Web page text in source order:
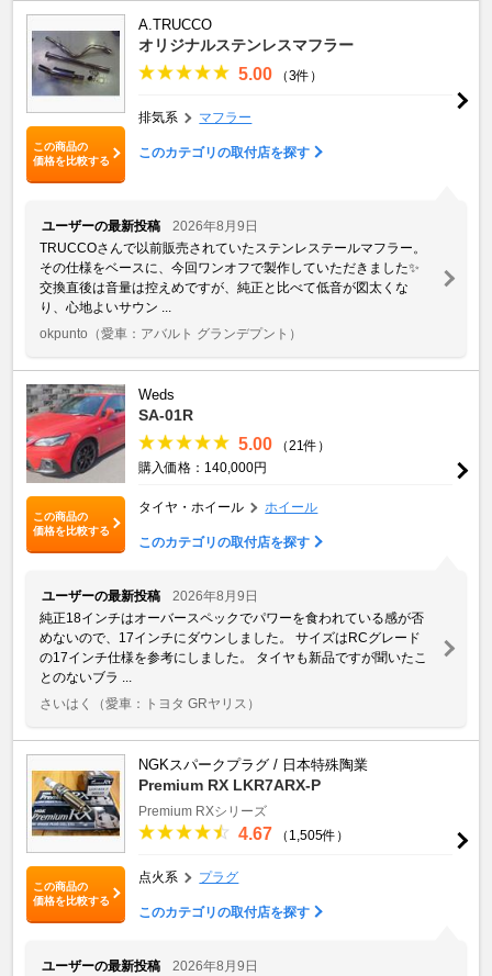
この商品の
価格を比較する
A.TRUCCO
オリジナルステンレスマフラー
5.00 （3件）
排気系 マフラー
このカテゴリの取付店を探す
ユーザーの最新投稿
2026年8月9日
TRUCCOさんで以前販売されていたステンレステールマフラー。
その仕様をベースに、今回ワンオフで製作していただきました✨
交換直後は音量は控えめですが、純正と比べて低音が図太くな
り、心地よいサウン ...
okpunto （愛車：アバルト グランデプント）
この商品の
価格を比較する
Weds
SA-01R
5.00
（21件）
購入価格：140,000円
タイヤ・ホイール ホイール
このカテゴリの取付店を探す
ユーザーの最新投稿
2026年8月9日
純正18インチはオーバースペックでパワーを食われている感が否
めないので、17インチにダウンしました。 サイズはRCグレード
の17インチ仕様を参考にしました。 タイヤも新品ですが聞いたこ
とのないブラ ...
さいはく
（愛車：トヨタ GRヤリス）
この商品の
価格を比較する
NGKスパークプラグ / 日本特殊陶業
Premium RX LKR7ARX-P
Premium RXシリーズ
4.67 （1,505件）
点火系 プラグ
このカテゴリの取付店を探す
ユーザーの最新投稿
2026年8月9日